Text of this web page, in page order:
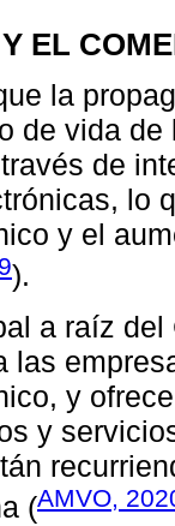
EL
la
de vida
de
lo
y el
).
a raíz
las
y
y
(AMVO,